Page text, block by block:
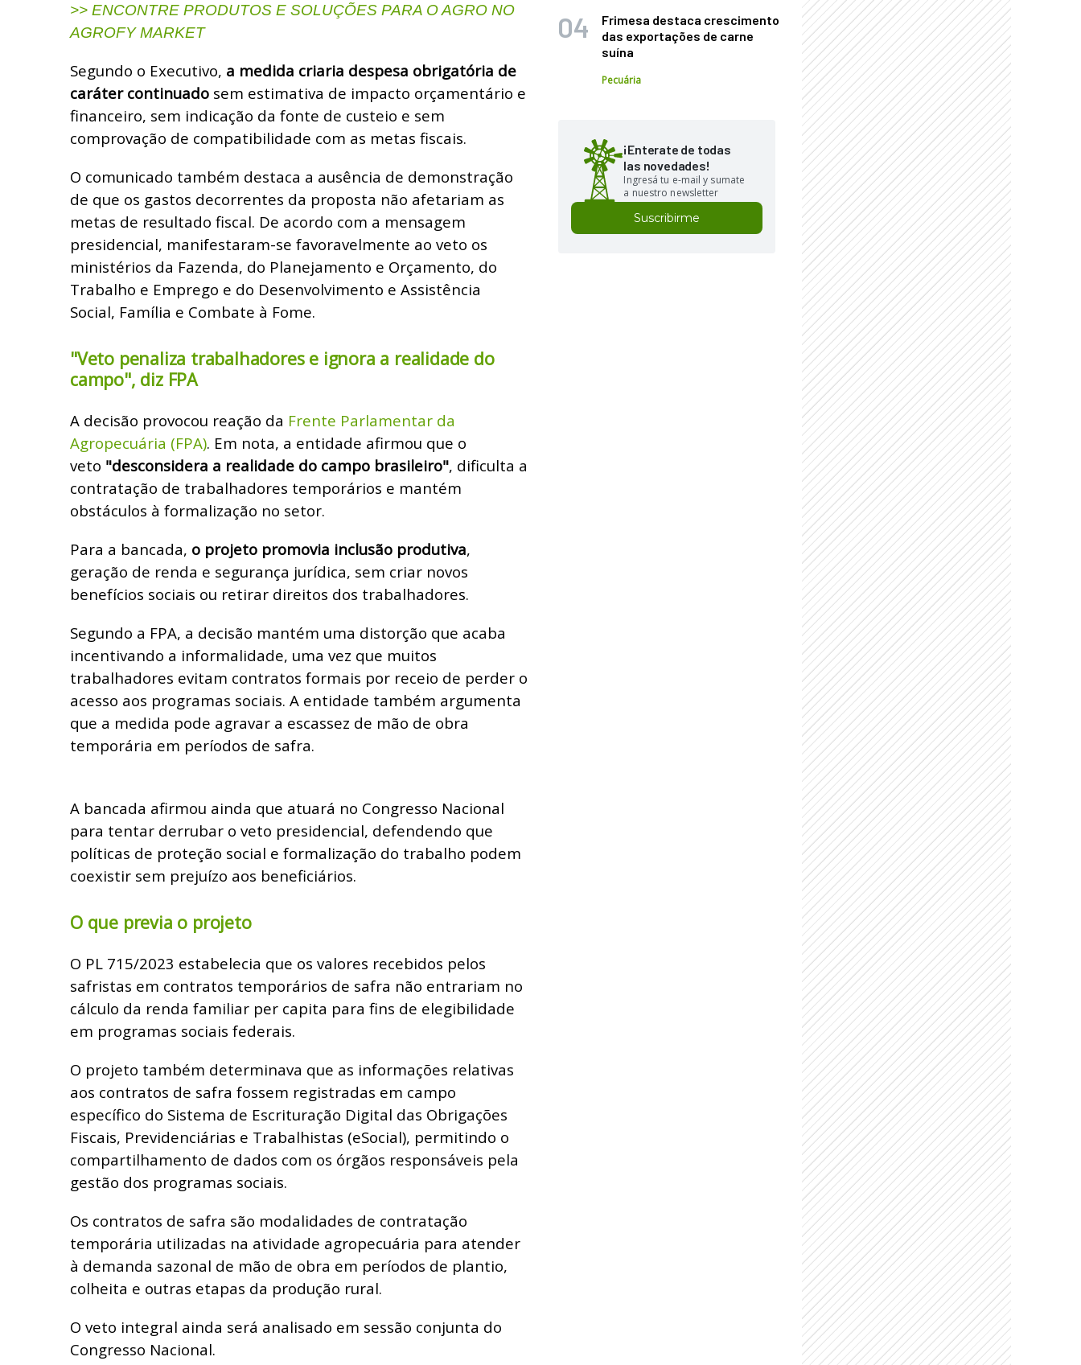
>> ENCONTRE PRODUTOS E SOLUÇÕES PARA O AGRO NO
AGROFY MARKET
Segundo o Executivo, a medida criaria despesa obrigatória de
caráter continuado sem estimativa de impacto orçamentário e
financeiro, sem indicação da fonte de custeio e sem
comprovação de compatibilidade com as metas fiscais.
O comunicado também destaca a ausência de demonstração
de que os gastos decorrentes da proposta não afetariam as
metas de resultado fiscal. De acordo com a mensagem
presidencial, manifestaram-se favoravelmente ao veto os
ministérios da Fazenda, do Planejamento e Orçamento, do
Trabalho e Emprego e do Desenvolvimento e Assistência
Social, Família e Combate à Fome.
"Veto penaliza trabalhadores e ignora a realidade do
campo", diz FPA
A decisão provocou reação da Frente Parlamentar da
Agropecuária (FPA). Em nota, a entidade afirmou que o
veto "desconsidera a realidade do campo brasileiro", dificulta a
contratação de trabalhadores temporários e mantém
obstáculos à formalização no setor.
Para a bancada, o projeto promovia inclusão produtiva,
geração de renda e segurança jurídica, sem criar novos
benefícios sociais ou retirar direitos dos trabalhadores.
Segundo a FPA, a decisão mantém uma distorção que acaba
incentivando a informalidade, uma vez que muitos
trabalhadores evitam contratos formais por receio de perder o
acesso aos programas sociais. A entidade também argumenta
que a medida pode agravar a escassez de mão de obra
temporária em períodos de safra.
A bancada afirmou ainda que atuará no Congresso Nacional
para tentar derrubar o veto presidencial, defendendo que
políticas de proteção social e formalização do trabalho podem
coexistir sem prejuízo aos beneficiários.
O que previa o projeto
O PL 715/2023 estabelecia que os valores recebidos pelos
safristas em contratos temporários de safra não entrariam no
cálculo da renda familiar per capita para fins de elegibilidade
em programas sociais federais.
O projeto também determinava que as informações relativas
aos contratos de safra fossem registradas em campo
específico do Sistema de Escrituração Digital das Obrigações
Fiscais, Previdenciárias e Trabalhistas (eSocial), permitindo o
compartilhamento de dados com os órgãos responsáveis pela
gestão dos programas sociais.
Os contratos de safra são modalidades de contratação
temporária utilizadas na atividade agropecuária para atender
à demanda sazonal de mão de obra em períodos de plantio,
colheita e outras etapas da produção rural.
O veto integral ainda será analisado em sessão conjunta do
Congresso Nacional.
Frimesa destaca crescimento
das exportações de carne
suína
Pecuária
¡Enterate de todas
las novedades!
Ingresá tu e-mail y sumate
a nuestro newsletter
Suscribirme